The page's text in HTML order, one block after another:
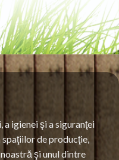
igienei şi a siguranţei
de producţie,
şi unul dintre